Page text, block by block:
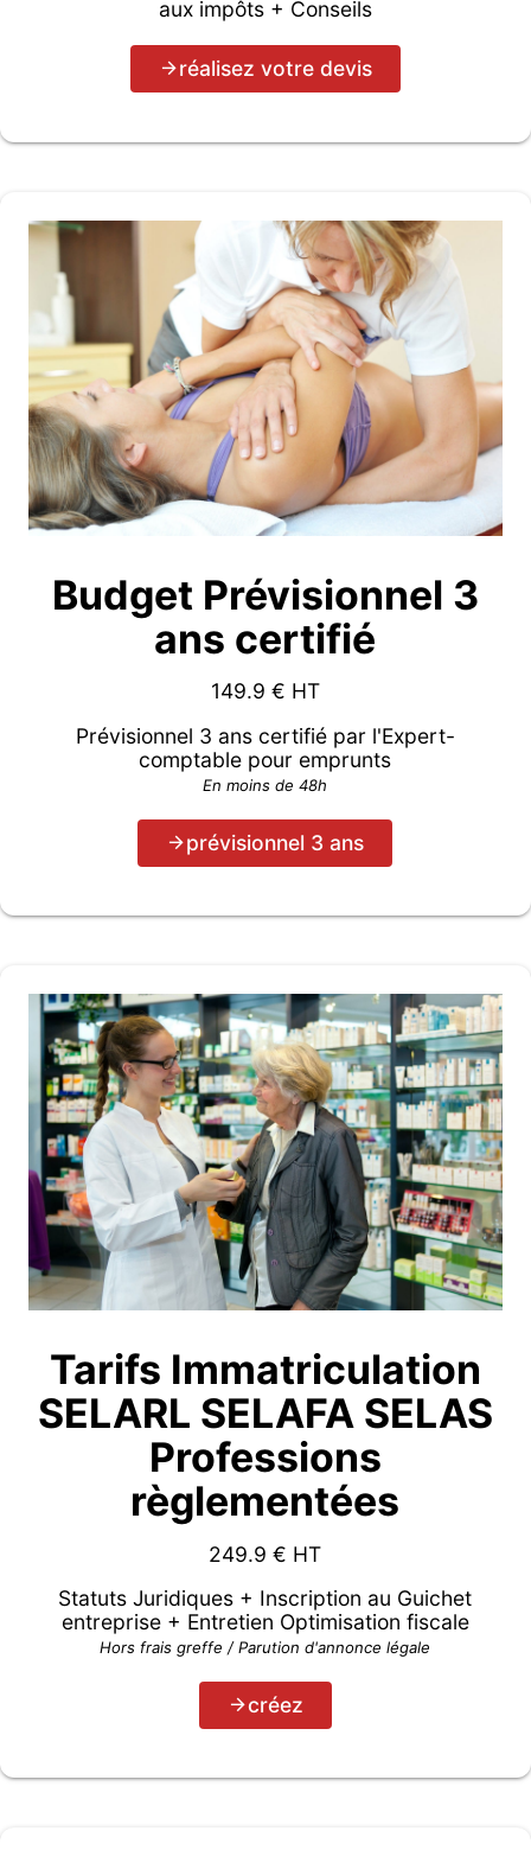
aux impôts + Conseils
réalisez votre devis
Budget Prévisionnel 3
ans certifié
149.9 € HT
Prévisionnel 3 ans certifié par l'Expert-
comptable pour emprunts
En moins de 48h
prévisionnel 3 ans
Tarifs Immatriculation
SELARL SELAFA SELAS
Professions
règlementées
249.9 € HT
Statuts Juridiques + Inscription au Guichet
entreprise + Entretien Optimisation fiscale
Hors frais greffe / Parution d'annonce légale
créez